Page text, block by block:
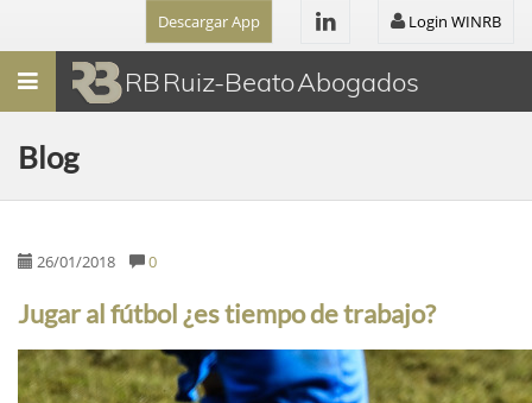
Descargar App Login WINRB
Menú RB Ruiz-Beato Abogados
Blog
26/01/2018 0
Jugar al fútbol ¿es tiempo de trabajo?